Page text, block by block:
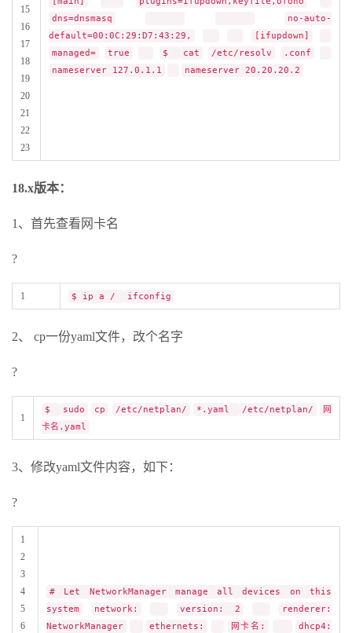
15
16
17
18
19
20
21
22
23
dns=dnsmasq
no-auto-
default=00:0C:29:D7:43:29,
[ifupdown]
managed=
true $ cat /etc/resolv
.conf
nameserver 127.0.1.1
nameserver 20.20.20.2
18.x版本：
1、首先查看网卡名
?
1 $ ip a / ifconfig
2、 cp一份yaml文件，改个名字
?
1
$ sudo cp /etc/netplan/ *.yaml /etc/netplan/
网
卡名.yaml
3、修改yaml文件内容，如下：
?
1
2
3
4
5
6
# Let NetworkManager manage all devices on this
system
network: version: 2
renderer:
NetworkManager
ethernets: 网卡名:
dhcp4: